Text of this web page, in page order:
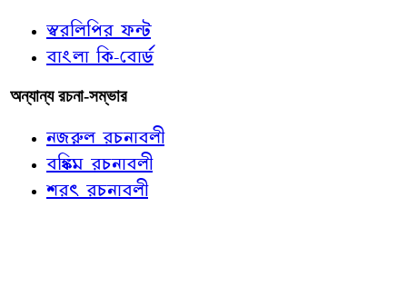
স্বরলিপির ফন্ট
বাংলা কি-বোর্ড
অন্যান্য রচনা-সম্ভার
নজরুল রচনাবলী
বঙ্কিম রচনাবলী
শরৎ রচনাবলী